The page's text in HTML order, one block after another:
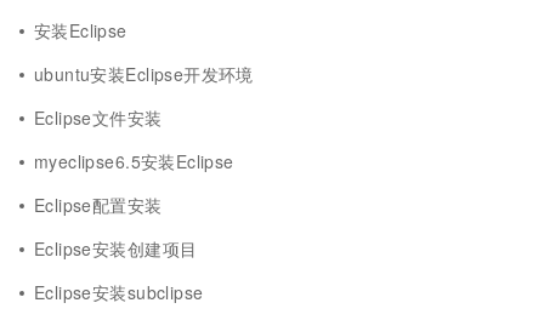
安装Eclipse
ubuntu安装Eclipse开发环境
Eclipse文件安装
myeclipse6.5安装Eclipse
Eclipse配置安装
Eclipse安装创建项目
Eclipse安装subclipse